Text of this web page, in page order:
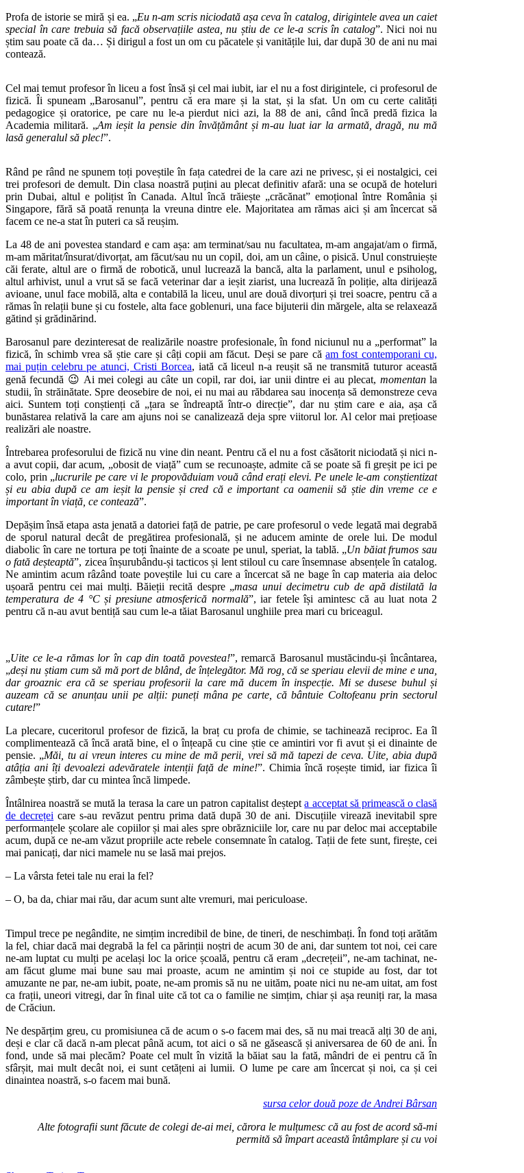
Profa de istorie se miră și ea. „Eu n-am scris niciodată așa ceva în catalog, dirigintele avea un caiet
special în care trebuia să facă observațiile astea, nu știu de ce le-a scris în catalog”. Nici noi nu
știm sau poate că da… Și dirigul a fost un om cu păcatele și vanitățile lui, dar după 30 de ani nu mai
contează.
Cel mai temut profesor în liceu a fost însă și cel mai iubit, iar el nu a fost dirigintele, ci profesorul de
fizică. Îi spuneam „Barosanul”, pentru că era mare și la stat, și la sfat. Un om cu certe calități
pedagogice și oratorice, pe care nu le-a pierdut nici azi, la 88 de ani, când încă predă fizica la
Academia militară. „Am ieșit la pensie din învățământ și m-au luat iar la armată, dragă, nu mă
lasă generalul să plec!”.
Rând pe rând ne spunem toți poveștile în fața catedrei de la care azi ne privesc, și ei nostalgici, cei
trei profesori de demult. Din clasa noastră puțini au plecat definitiv afară: una se ocupă de hoteluri
prin Dubai, altul e polițist în Canada. Altul încă trăiește „crăcănat” emoțional între România și
Singapore, fără să poată renunța la vreuna dintre ele. Majoritatea am rămas aici și am încercat să
facem ce ne-a stat în puteri ca să reușim.
La 48 de ani povestea standard e cam așa: am terminat/sau nu facultatea, m-am angajat/am o firmă,
m-am măritat/însurat/divorțat, am făcut/sau nu un copil, doi, am un câine, o pisică. Unul construiește
căi ferate, altul are o firmă de robotică, unul lucrează la bancă, alta la parlament, unul e psiholog,
altul arhivist, unul a vrut să se facă veterinar dar a ieșit ziarist, una lucrează în poliție, alta dirijează
avioane, unul face mobilă, alta e contabilă la liceu, unul are două divorțuri și trei soacre, pentru că a
rămas în relații bune și cu fostele, alta face goblenuri, una face bijuterii din mărgele, alta se relaxează
gătind și grădinărind.
Barosanul pare dezinteresat de realizările noastre profesionale, în fond niciunul nu a „performat” la
fizică, în schimb vrea să știe care și câți copii am făcut. Deși se pare căam fost contemporani cu,
mai puțin celebru pe atunci, Cristi Borcea, iată că liceul n-a reușit să ne transmită tuturor această
genă fecundă 😉 Ai mei colegi au câte un copil, rar doi, iar unii dintre ei au plecat, momentanla
studii, în străinătate. Spre deosebire de noi, ei nu mai au răbdarea sau inocența să demonstreze ceva
aici. Suntem toți conștienți că „țara se îndreaptă într-o direcție”, dar nu știm care e aia, așa că
bunăstarea relativă la care am ajuns noi se canalizează deja spre viitorul lor. Al celor mai prețioase
realizări ale noastre.
Întrebarea profesorului de fizică nu vine din neant. Pentru că el nu a fost căsătorit niciodată și nici n-
a avut copii, dar acum, „obosit de viață” cum se recunoaște, admite că se poate să fi greșit pe ici pe
colo, prin „lucrurile pe care vi le propovăduiam vouă când erați elevi. Pe unele le-am conștientizat
și eu abia după ce am ieșit la pensie și cred că e important ca oamenii să știe din vreme ce e
important în viață, ce contează”.
Depășim însă etapa asta jenată a datoriei față de patrie, pe care profesorul o vede legată mai degrabă
de sporul natural decât de pregătirea profesională, și ne aducem aminte de orele lui. De modul
diabolic în care ne tortura pe toți înainte de a scoate pe unul, speriat, la tablă. „Un băiat frumos sau
o fată deșteaptă”, zicea înșurubându-și tacticos și lent stiloul cu care însemnase absențele în catalog.
Ne amintim acum râzând toate poveștile lui cu care a încercat să ne bage în cap materia aia deloc
ușoară pentru cei mai mulți. Băieții recită despre „masa unui decimetru cub de apă distilată la
temperatura de 4 °C și presiune atmosferică normală”, iar fetele își amintesc că au luat nota 2
pentru că n-au avut bentiță sau cum le-a tăiat Barosanul unghiile prea mari cu briceagul.
„Uite ce le-a rămas lor în cap din toată povestea!”, remarcă Barosanul mustăcindu-și încântarea,
„deși nu știam cum să mă port de blând, de înțelegător. Mă rog, că se speriau elevii de mine e una,
dar groaznic era că se speriau profesorii la care mă ducem în inspecție. Mi se dusese buhul și
auzeam că se anunțau unii pe alții: puneți mâna pe carte, că bântuie Coltofeanu prin sectorul
cutare!”
La plecare, cuceritorul profesor de fizică, la braț cu profa de chimie, se tachinează reciproc. Ea îl
complimentează că încă arată bine, el o înțeapă cu cine știe ce amintiri vor fi avut și ei dinainte de
pensie. „Măi, tu ai vreun interes cu mine de mă perii, vrei să mă tapezi de ceva. Uite, abia după
atâția ani îți devoalezi adevăratele intenții față de mine!”. Chimia încă roșește timid, iar fizica îi
zâmbește știrb, dar cu mintea încă limpede.
Întâlnirea noastră se mută la terasa la care un patron capitalist deștepta acceptat să primească o clasă
de decreței care s-au revăzut pentru prima dată după 30 de ani. Discuțiile virează inevitabil spre
performanțele școlare ale copiilor și mai ales spre obrăzniciile lor, care nu par deloc mai acceptabile
acum, după ce ne-am văzut propriile acte rebele consemnate în catalog. Tații de fete sunt, firește, cei
mai panicați, dar nici mamele nu se lasă mai prejos.
– La vârsta fetei tale nu erai la fel?
– O, ba da, chiar mai rău, dar acum sunt alte vremuri, mai periculoase.
Timpul trece pe negândite, ne simțim incredibil de bine, de tineri, de neschimbați. În fond toți arătăm
la fel, chiar dacă mai degrabă la fel ca părinții noștri de acum 30 de ani, dar suntem tot noi, cei care
ne-am luptat cu mulți pe același loc la orice școală, pentru că eram „decrețeii”, ne-am tachinat, ne-
am făcut glume mai bune sau mai proaste, acum ne amintim și noi ce stupide au fost, dar tot
amuzante ne par, ne-am iubit, poate, ne-am promis să nu ne uităm, poate nici nu ne-am uitat, am fost
ca frații, uneori vitregi, dar în final uite că tot ca o familie ne simțim, chiar și așa reuniți rar, la masa
de Crăciun.
Ne despărțim greu, cu promisiunea că de acum o s-o facem mai des, să nu mai treacă alți 30 de ani,
deși e clar că dacă n-am plecat până acum, tot aici o să ne găsească și aniversarea de 60 de ani. În
fond, unde să mai plecăm? Poate cel mult în vizită la băiat sau la fată, mândri de ei pentru că în
sfârșit, mai mult decât noi, ei sunt cetățeni ai lumii. O lume pe care am încercat și noi, ca și cei
dinaintea noastră, s-o facem mai bună.
sursa celor două poze de Andrei Bârsan
Alte fotografii sunt făcute de colegi de-ai mei, cărora le mulțumesc că au fost de acord să-mi
permită să împart această întâmplare și cu voi